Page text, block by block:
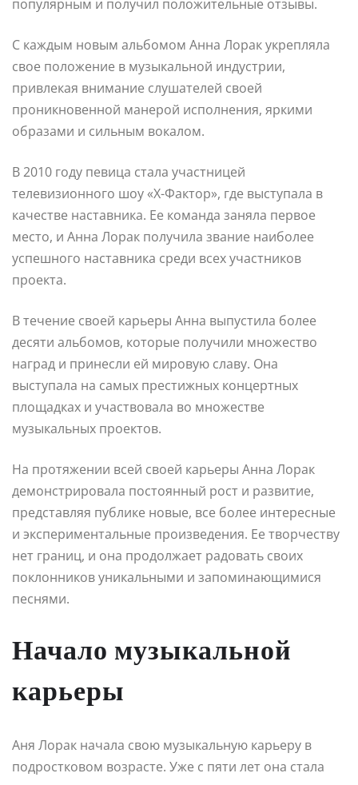
популярным и получил положительные отзывы.
С каждым новым альбомом Анна Лорак укрепляла
свое положение в музыкальной индустрии,
привлекая внимание слушателей своей
проникновенной манерой исполнения, яркими
образами и сильным вокалом.
В 2010 году певица стала участницей
телевизионного шоу «Х-Фактор», где выступала в
качестве наставника. Ее команда заняла первое
место, и Анна Лорак получила звание наиболее
успешного наставника среди всех участников
проекта.
В течение своей карьеры Анна выпустила более
десяти альбомов, которые получили множество
наград и принесли ей мировую славу. Она
выступала на самых престижных концертных
площадках и участвовала во множестве
музыкальных проектов.
На протяжении всей своей карьеры Анна Лорак
демонстрировала постоянный рост и развитие,
представляя публике новые, все более интересные
и экспериментальные произведения. Ее творчеству
нет границ, и она продолжает радовать своих
поклонников уникальными и запоминающимися
песнями.
Начало музыкальной
карьеры
Аня Лорак начала свою музыкальную карьеру в
подростковом возрасте. Уже с пяти лет она стала